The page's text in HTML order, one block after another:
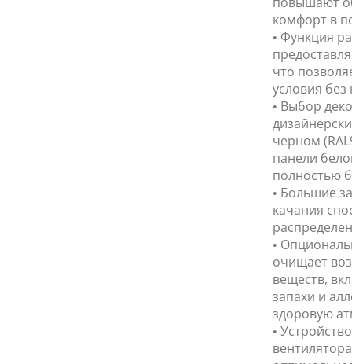
комфорт в
• Функция
что
условия
• Выбор
черном
панели
полностью
• Большие
качания
•
очищает
веществ,
запахи и
здоровую
•